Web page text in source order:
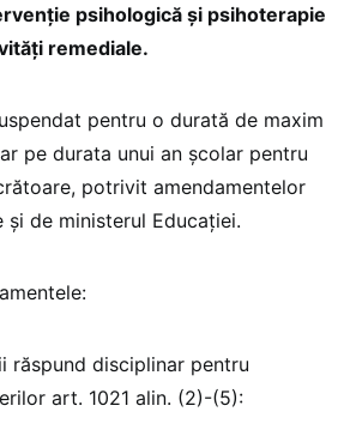
psihologică și psihoterapie
remediale.
pentru o durată de maxim
pe durata unui an școlar pentru
potrivit amendamentelor
de ministerul Educației.
răspund disciplinar pentru
art. 1021 alin. (2)-(5):